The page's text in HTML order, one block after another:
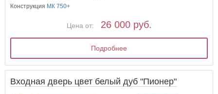
Конструкция МК 750+
Цена от: 26 000 руб.
Подробнее
Входная дверь цвет белый дуб "Пионер"